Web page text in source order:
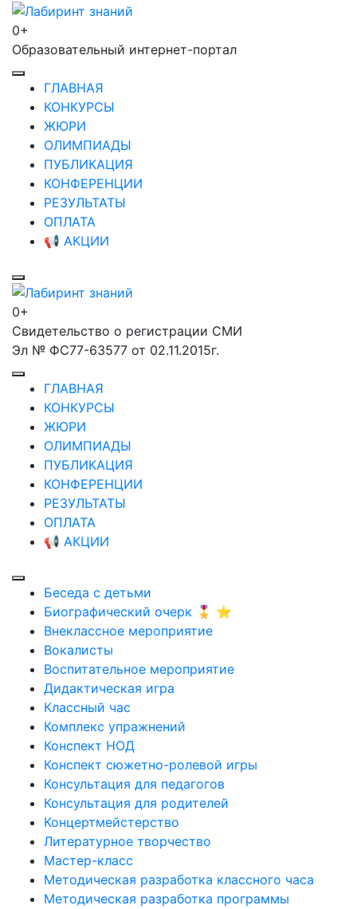
Перейти
содержимому
Enter)
Лабиринт знаний
0+
Образовательный интернет-портал
ГЛАВНАЯ
КОНКУРСЫ
ЖЮРИ
ОЛИМПИАДЫ
ПУБЛИКАЦИЯ
КОНФЕРЕНЦИИ
РЕЗУЛЬТАТЫ
ОПЛАТА
📢 АКЦИИ
Лабиринт знаний
0+
Свидетельство о регистрации СМИ
Эл № ФС77-63577 от 02.11.2015г.
ГЛАВНАЯ
КОНКУРСЫ
ЖЮРИ
ОЛИМПИАДЫ
ПУБЛИКАЦИЯ
КОНФЕРЕНЦИИ
РЕЗУЛЬТАТЫ
ОПЛАТА
📢 АКЦИИ
Беседа с детьми
Биографический очерк 🎖️ ⭐
Внеклассное мероприятие
Вокалисты
Воспитательное мероприятие
Дидактическая игра
Классный час
Комплекс упражнений
Конспект НОД
Конспект сюжетно-ролевой игры
Консультация для педагогов
Консультация для родителей
Концертмейстерство
Литературное творчество
Мастер-класс
Методическая разработка классного часа
Методическая разработка программы